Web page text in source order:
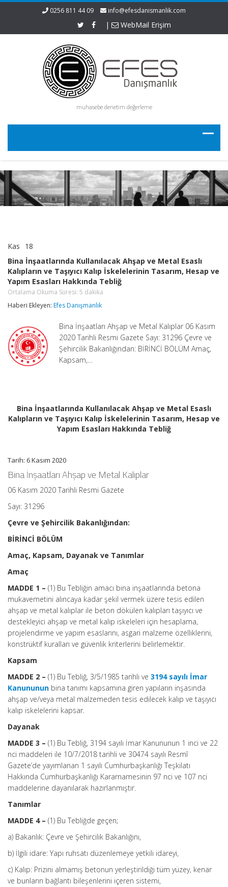
0256 811 44 09 info@efesdanismanlik.com
| WebMail Erişim
muhasebe denetim değerleme
Kas 18
Kullanılacak
Ahşap
ve
Metal
Kalıpların
Taşıyıcı
İskelelerinin
Tasarım,
Hesap
Ortalama
Okuma
Süresi:
5
Bina İnşaatlarında Kullanılacak Ahşap ve Metal Esaslı
Kalıpların ve Taşıyıcı Kalıp İskelelerinin Tasarım, Hesap ve
Yapım Esasları Hakkında Tebliğ
Ortalama Okuma Süresi: 5 dakika
Haberi Ekleyen: Efes Danışmanlık
Bina İnşaatları Ahşap ve Metal Kalıplar 06 Kasım
2020 Tarihli Resmi Gazete Sayı: 31296 Çevre ve
Şehircilik Bakanlığından: BİRİNCİ BÖLÜM Amaç,
Kapsam,…
Bina İnşaatlarında Kullanılacak Ahşap ve Metal Esaslı
Kalıpların ve Taşıyıcı Kalıp İskelelerinin Tasarım, Hesap ve
Yapım Esasları Hakkında Tebliğ
Tarih: 6 Kasım 2020
Bina İnşaatları Ahşap ve Metal Kalıplar
06 Kasım 2020 Tarihli Resmi Gazete
Sayı: 31296
Çevre ve Şehircilik Bakanlığından:
BİRİNCİ BÖLÜM
Amaç, Kapsam, Dayanak ve Tanımlar
Amaç
MADDE 1 – (1) Bu Tebliğin amacı bina inşaatlarında betona
mukavemetini alıncaya kadar şekil vermek üzere tesis edilen
ahşap ve metal kalıplar ile beton dökülen kalıpları taşıyıcı ve
destekleyici ahşap ve metal kalıp iskeleleri için hesaplama,
projelendirme ve yapım esaslarını, asgari malzeme özelliklerini,
konstrüktif kuralları ve güvenlik kriterlerini belirlemektir.
Kapsam
MADDE 2 – (1) Bu Tebliğ, 3/5/1985 tarihli ve 3194 sayılı İmar
Kanununun bina tanımı kapsamına giren yapıların inşasında
ahşap ve/veya metal malzemeden tesis edilecek kalıp ve taşıyıcı
kalıp iskelelerini kapsar.
Dayanak
MADDE 3 – (1) Bu Tebliğ, 3194 sayılı İmar Kanununun 1 inci ve 22
nci maddeleri ile 10/7/2018 tarihli ve 30474 sayılı Resmî
Gazete’de yayımlanan 1 sayılı Cumhurbaşkanlığı Teşkilatı
Hakkında Cumhurbaşkanlığı Kararnamesinin 97 nci ve 107 nci
maddelerine dayanılarak hazırlanmıştır.
Tanımlar
MADDE 4 – (1) Bu Tebliğde geçen;
a) Bakanlık: Çevre ve Şehircilik Bakanlığını,
b) İlgili idare: Yapı ruhsatı düzenlemeye yetkili idareyi,
c) Kalıp: Prizini almamış betonun yerleştirildiği tüm yüzey, kenar
ve bunların bağlantı bileşenlerini içeren sistemi,